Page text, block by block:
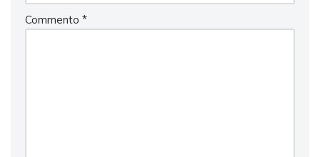
Commento *